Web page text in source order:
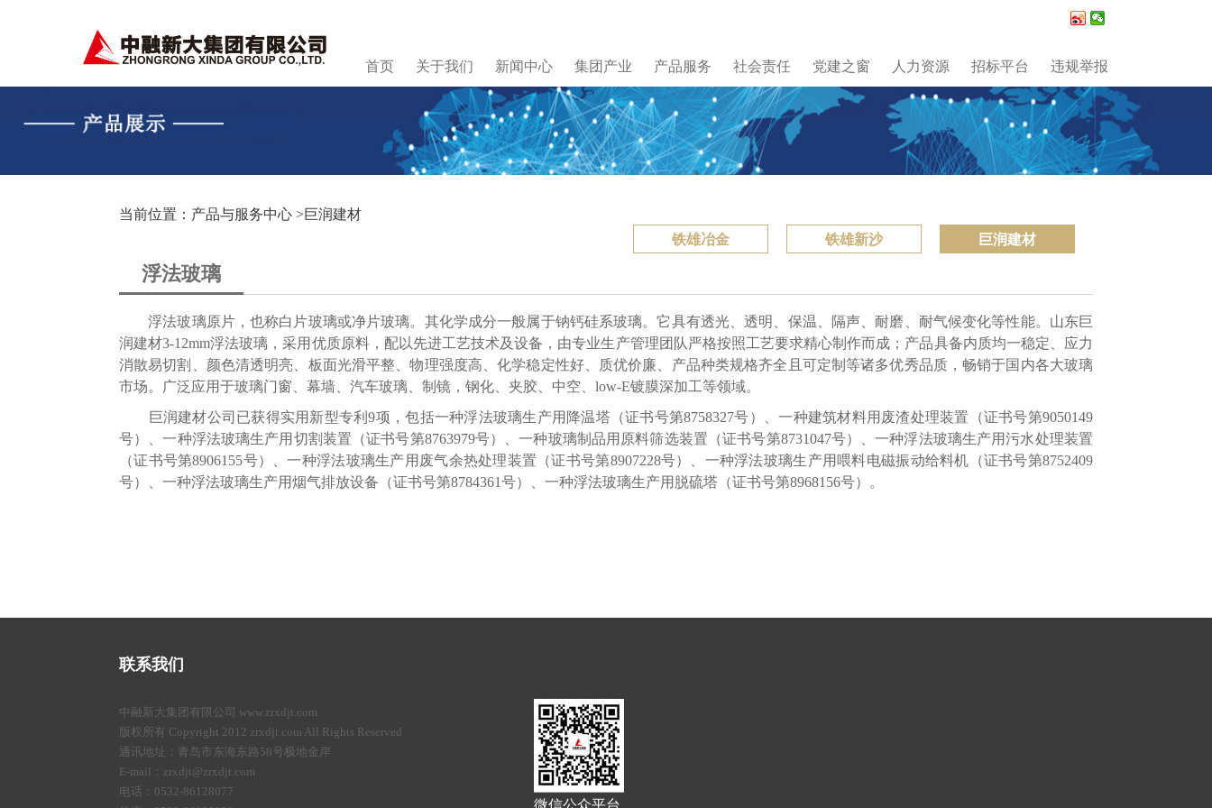
首页 关于我们 新闻中心 集团产业 产品服务 社会责任 党建之窗 人力资源 招标平台 违规举报
当前位置：产品与服务中心 >巨润建材
浮法玻璃
铁雄冶金 铁雄新沙 巨润建材
浮法玻璃原片，也称白片玻璃或净片玻璃。其化学成分一般属于钠钙硅系玻璃。它具有透光、透明、保温、隔声、耐磨、耐气候变化等性能。山东巨
润建材3-12mm浮法玻璃，采用优质原料，配以先进工艺技术及设备，由专业生产管理团队严格按照工艺要求精心制作而成；产品具备内质均一稳定、应力
消散易切割、颜色清透明亮、板面光滑平整、物理强度高、化学稳定性好、质优价廉、产品种类规格齐全且可定制等诸多优秀品质，畅销于国内各大玻璃
市场。广泛应用于玻璃门窗、幕墙、汽车玻璃、制镜，钢化、夹胶、中空、low-E镀膜深加工等领域。
巨润建材公司已获得实用新型专利9项，包括一种浮法玻璃生产用降温塔（证书号第8758327号）、一种建筑材料用废渣处理装置（证书号第9050149
号）、一种浮法玻璃生产用切割装置（证书号第8763979号）、一种玻璃制品用原料筛选装置（证书号第8731047号）、一种浮法玻璃生产用污水处理装置
（证书号第8906155号）、一种浮法玻璃生产用废气余热处理装置（证书号第8907228号）、一种浮法玻璃生产用喂料电磁振动给料机（证书号第8752409
号）、一种浮法玻璃生产用烟气排放设备（证书号第8784361号）、一种浮法玻璃生产用脱硫塔（证书号第8968156号）。
联系我们
中融新大集团有限公司 www.zrxdjt.com
版权所有 Copyright 2012 zrxdjt.com All Rights Reserved
通讯地址：青岛市东海东路58号极地金岸
E-mail：zrxdjt@zrxdjt.com
电话：0532-86128077
微信公众平台